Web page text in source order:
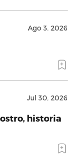
Ago 3, 2026
Jul 30, 2026
historia